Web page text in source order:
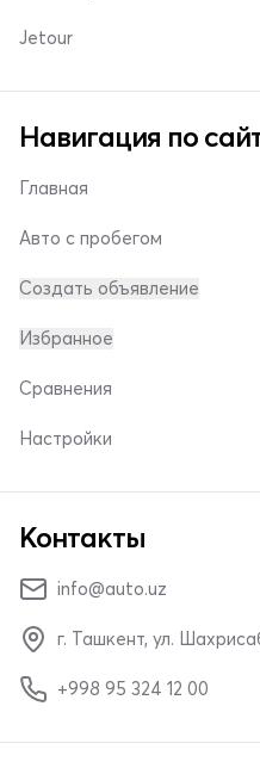
Jetour
Навигация по
Главная
Авто с пробегом
Создать объявление
Избранное
Сравнения
Настройки
Контакты
info@auto.uz
г. Ташкент, ул.
+998 95 324 12 00